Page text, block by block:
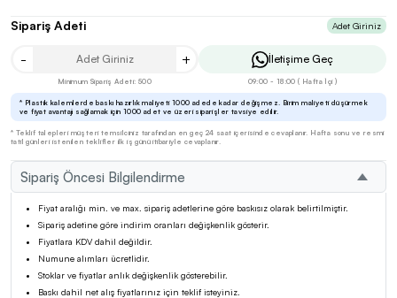
Sipariş Öncesi Bilgilendirme
Fiyat aralığı min. ve max. sipariş adetlerine göre baskısız olarak belirtilmiştir.
Sipariş adetine göre indirim oranları değişkenlik gösterir.
Fiyatlara KDV dahil değildir.
Numune alımları ücretlidir.
Stoklar ve fiyatlar anlık değişkenlik gösterebilir.
Baskı dahil net alış fiyatlarınız için teklif isteyiniz.
Sipariş Adeti Adet Giriniz
- +
Minimum Sipariş Adeti: 500
İletişime Geç
09:00 - 18:00 ( Hafta İçi )
* Plastik kalemlerde baskı hazırlık maliyeti 1000 adede kadar değişmez. Birim maliyeti düşürmek
ve fiyat avantajı sağlamak için 1000 adet ve üzeri siparişler tavsiye edilir.
* Teklif talepleri müşteri temsilciniz tarafından en geç 24 saat içerisinde cevaplanır. Hafta sonu ve resmi
tatil günleri istenilen teklifler ilk iş günü itibariyle cevaplanır.